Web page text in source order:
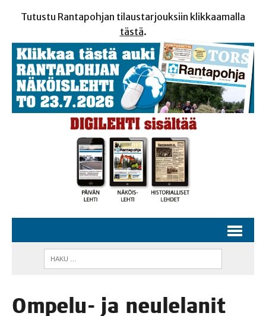
Tutustu Rantapohjan tilaustarjouksiin klikkaamalla
tästä.
Ompe­lu- ja neu­le­la­nit